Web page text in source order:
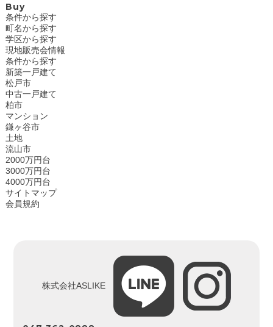
Buy
条件から探す
町名から探す
学区から探す
現地販売会情報
条件から探す
新築一戸建て
松戸市
中古一戸建て
柏市
マンション
鎌ヶ谷市
土地
流山市
2000万円台
3000万円台
4000万円台
サイトマップ
会員規約
株式会社ASLIKE